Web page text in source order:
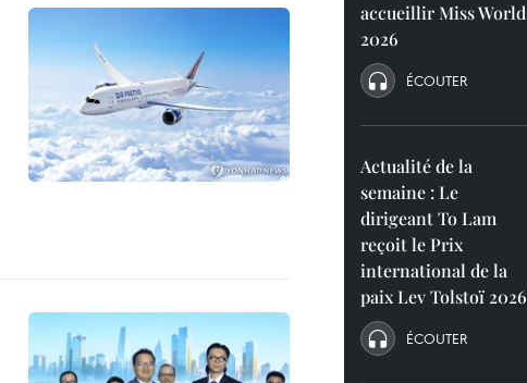
accueillir Miss World
2026
ÉCOUTER
Actualité de la
semaine : Le
dirigeant To Lam
reçoit le Prix
international de la
paix Lev Tolstoï 2026
ÉCOUTER